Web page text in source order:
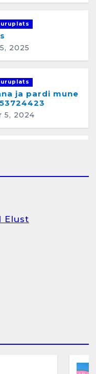
2025
ja pardi mune
5, 2024
Elust